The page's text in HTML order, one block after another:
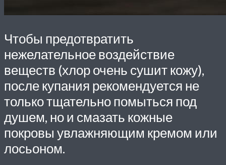
Чтобы предотвратить
нежелательное воздействие
веществ (хлор очень сушит кожу),
после купания рекомендуется не
только тщательно помыться под
душем, но и смазать кожные
покровы увлажняющим кремом или
лосьоном.